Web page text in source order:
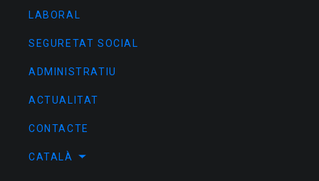
LABORAL
SEGURETAT SOCIAL
ADMINISTRATIU
ACTUALITAT
CONTACTE
CATALÀ